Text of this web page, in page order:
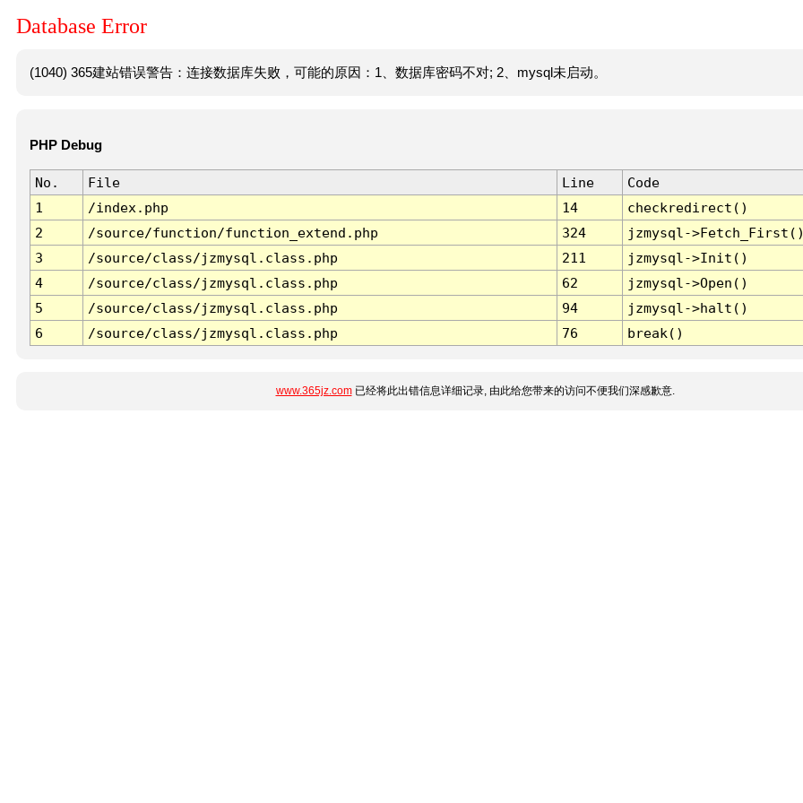
Database Error
(1040) 365建站错误警告：连接数据库失败，可能的原因：1、数据库密码不对; 2、mysql未启动。
PHP Debug
No. File Line
Code
1
/index.php 14
checkredirect()
2
/source/function/function_extend.php 324
jzmysql-
3
/source/class/jzmysql.class.php 211
jzmysql->Init()
4
/source/class/jzmysql.class.php 62
jzmysql->Open()
5
/source/class/jzmysql.class.php 94
jzmysql->halt()
6
/source/class/jzmysql.class.php 76 break()
www.365jz.com已经将此出错信息详细记录, 由此给您带来的访问不便我们深感歉意.